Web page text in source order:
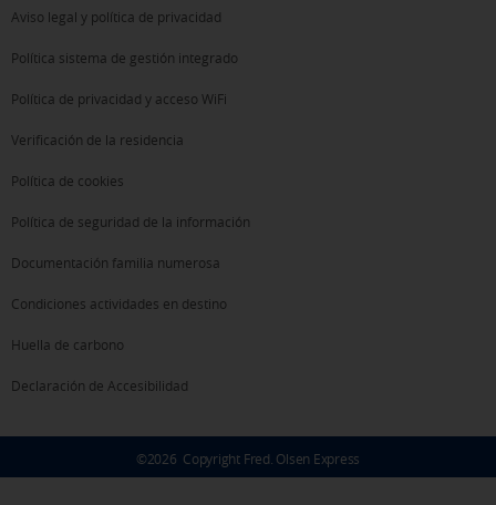
Aviso legal y política de privacidad
Política sistema de gestión integrado
Política de privacidad y acceso WiFi
Verificación de la residencia
Política de cookies
Política de seguridad de la información
Documentación familia numerosa
Condiciones actividades en destino
Huella de carbono
Declaración de Accesibilidad
©2026 Copyright Fred. Olsen Express